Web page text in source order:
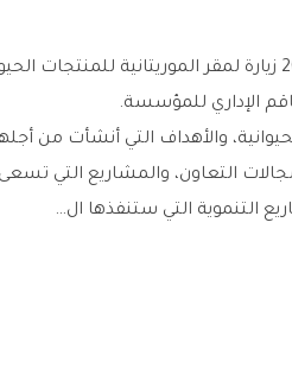
أدى وفد من الوكالة اليابانية للتعاون الدولي يوم الثلاثاء 6 يونيو 2023 زيارة لمقر الموريتانية
الإداري للمؤسسة.
التنموية التي ستنفذها ال…